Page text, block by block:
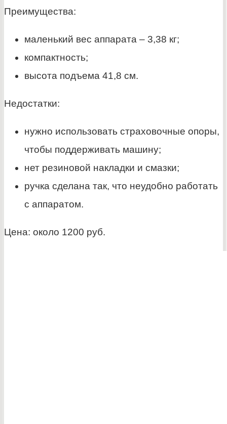
Преимущества:
маленький вес аппарата – 3,38 кг;
компактность;
высота подъема 41,8 см.
Недостатки:
нужно использовать страховочные опоры,
чтобы поддерживать машину;
нет резиновой накладки и смазки;
ручка сделана так, что неудобно работать
с аппаратом.
Цена: около 1200 руб.